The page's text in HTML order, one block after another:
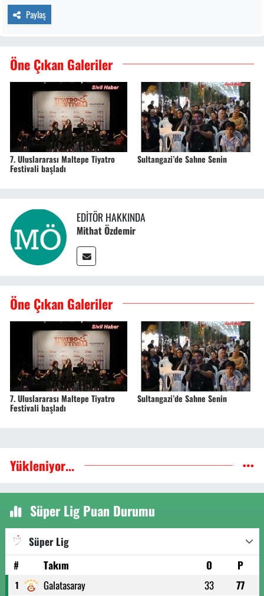
Paylaş
Öne Çıkan Galeriler
7. Uluslararası Maltepe Tiyatro
Festivali başladı
Sultangazi’de Sahne Senin
EDITÖR HAKKINDA
Mithat Özdemir
Öne Çıkan Galeriler
7. Uluslararası Maltepe Tiyatro
Festivali başladı
Sultangazi’de Sahne Senin
Yükleniyor...
Süper Lig Puan Durumu
Süper Lig
#
Takım O P
1 Galatasaray 33 77